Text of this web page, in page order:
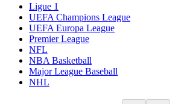
Ligue 1
UEFA Champions League
UEFA Europa League
Premier League
NFL
NBA Basketball
Major League Baseball
NHL